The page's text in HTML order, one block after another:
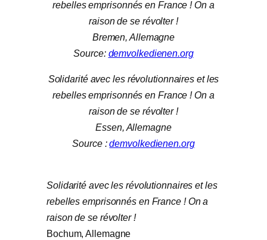
rebelles emprisonnés en France ! On a
raison de se révolter !
Bremen, Allemagne
Source: demvolkedienen.org
Solidarité avec les révolutionnaires et les
rebelles emprisonnés en France ! On a
raison de se révolter !
Essen, Allemagne
Source :demvolkedienen.org
Solidarité avec les révolutionnaires et les
rebelles emprisonnés en France ! On a
raison de se révolter !
Bochum, Allemagne